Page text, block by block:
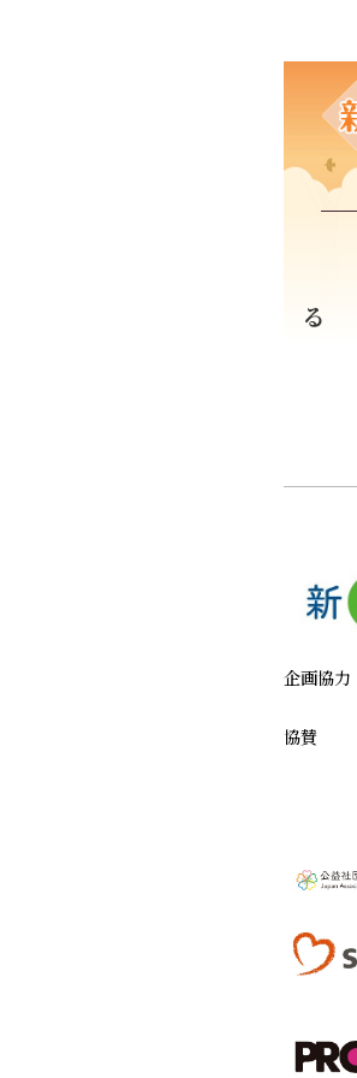
る
企画協力
協賛